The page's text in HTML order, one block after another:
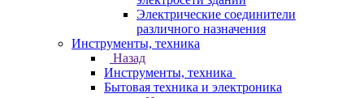
Электрические соединители
различного назначения
Инструменты, техника
Назад
Инструменты, техника
Бытовая техника и электроника